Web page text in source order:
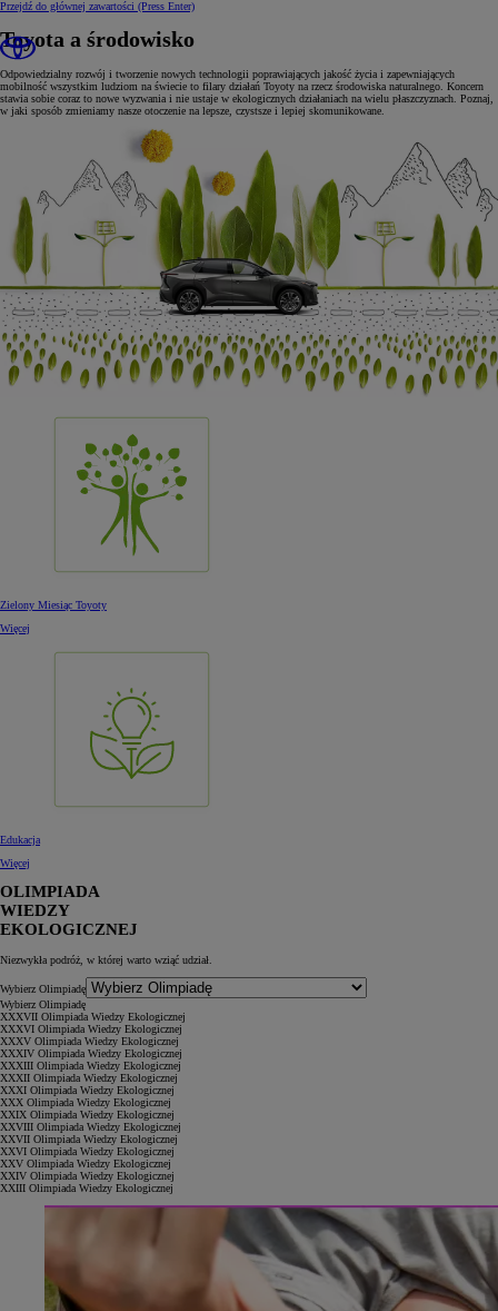
Przejdź do głównej zawartości (Press Enter)
Toyota a środowisko
Odpowiedzialny rozwój i tworzenie nowych technologii poprawiających jakość życia i zapewniających
mobilność wszystkim ludziom na świecie to filary działań Toyoty na rzecz środowiska naturalnego. Koncern
stawia sobie coraz to nowe wyzwania i nie ustaje w ekologicznych działaniach na wielu płaszczyznach. Poznaj,
w jaki sposób zmieniamy nasze otoczenie na lepsze, czystsze i lepiej skomunikowane.
Zielony Miesiąc Toyoty
Więcej
Edukacja
Więcej
OLIMPIADA
WIEDZY
EKOLOGICZNEJ
Niezwykła podróż, w której warto wziąć udział.
Wybierz Olimpiadę
Wybierz Olimpiadę
XXXVII Olimpiada Wiedzy Ekologicznej
XXXVI Olimpiada Wiedzy Ekologicznej
XXXV Olimpiada Wiedzy Ekologicznej
XXXIV Olimpiada Wiedzy Ekologicznej
XXXIII Olimpiada Wiedzy Ekologicznej
XXXII Olimpiada Wiedzy Ekologicznej
XXXI Olimpiada Wiedzy Ekologicznej
XXX Olimpiada Wiedzy Ekologicznej
XXIX Olimpiada Wiedzy Ekologicznej
XXVIII Olimpiada Wiedzy Ekologicznej
XXVII Olimpiada Wiedzy Ekologicznej
XXVI Olimpiada Wiedzy Ekologicznej
XXV Olimpiada Wiedzy Ekologicznej
XXIV Olimpiada Wiedzy Ekologicznej
XXIII Olimpiada Wiedzy Ekologicznej